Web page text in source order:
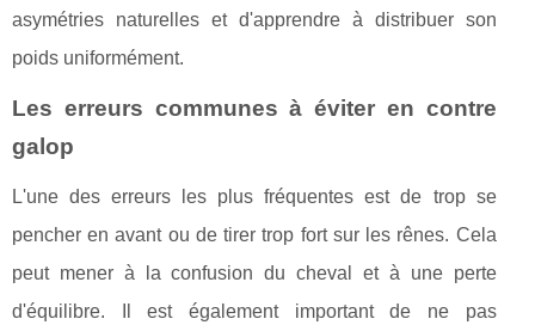
asymétries naturelles et d'apprendre à distribuer son
poids uniformément.
Les erreurs communes à éviter en contre
galop
L'une des erreurs les plus fréquentes est de trop se
pencher en avant ou de tirer trop fort sur les rênes. Cela
peut mener à la confusion du cheval et à une perte
d'équilibre. Il est également important de ne pas